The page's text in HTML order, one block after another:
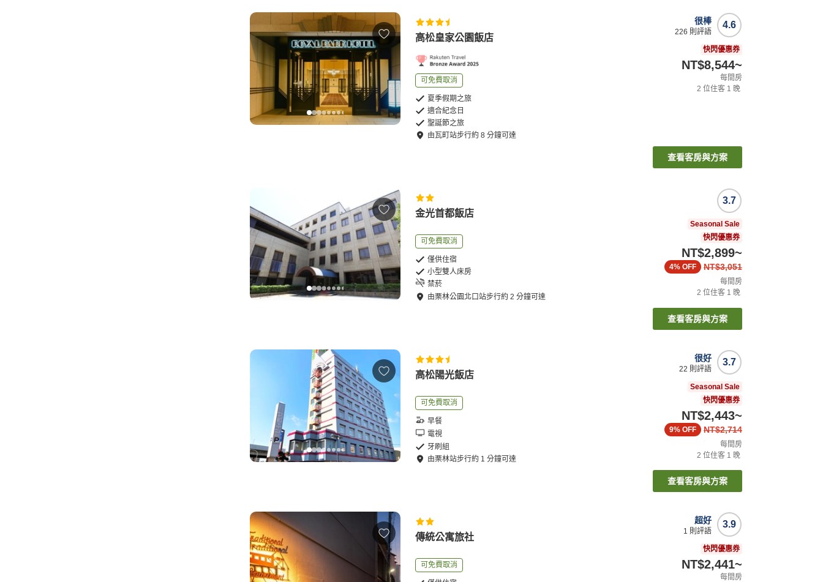
高松皇家公園飯店
可免費取消
夏季假期之旅
適合紀念日
聖誕節之旅
由瓦町站步行約8 分鐘可達
4.6
很棒
226 則評語
快閃優惠券
NT$8,544~
每間房
2 位住客 1 晚
查看客房與方案
金光首都飯店
可免費取消
僅供住宿
小型雙人床房
禁菸
由栗林公園北口站步行約2 分鐘可達
3.7
Seasonal Sale
快閃優惠券
NT$2,899~
NT$3,051
4% OFF
每間房
2 位住客 1 晚
查看客房與方案
高松陽光飯店
可免費取消
早餐
電視
牙刷組
由栗林站步行約 1 分鐘可達
3.7
很好
22 則評語
Seasonal Sale
快閃優惠券
NT$2,443~
NT$2,714
9% OFF
每間房
2 位住客 1 晚
查看客房與方案
傳統公寓旅社
可免費取消
3.9
超好
1 則評語
快閃優惠券
NT$2,441~
每間房